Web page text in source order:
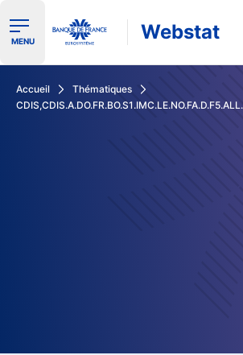
Ouvrir le menu de navigation
MENU Webstat
Accueil
Thématiques